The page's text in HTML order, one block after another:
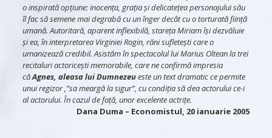
o inspirată opțiune: inocența, grația și delicatețea personajului său
îl fac să semene mai degrabă cu un înger decât cu o torturată ființă
umană. Autoritară, aparent inflexibilă, stareța Miriam își dezvăluie
și ea, în interpretarea Virginiei Rogin, răni sufletești care o
umanizează credibil. Asistăm în spectacolul lui Marius Oltean la trei
recitaluri actoricești memorabile, care ne confirmă impresia
căAgnes, aleasa lui Dumnezeueste un text dramatic ce permite
unui regizor ,”sa meargă la sigur”, cu condiția să dea actorului ce-i
al actorului. În cazul de față, unor excelente actrițe.
Dana Duma – Economistul, 20 ianuarie 2005